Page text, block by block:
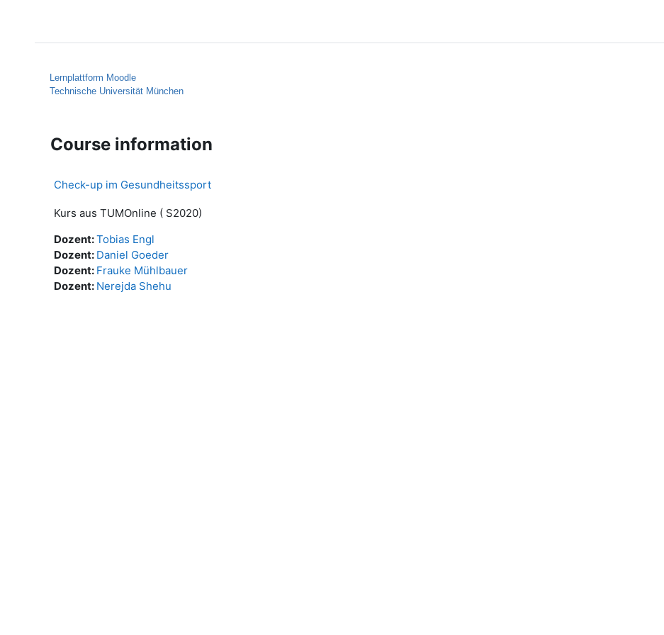
Lernplattform Moodle
Technische Universität München
Course information
Check-up im Gesundheitssport
Kurs aus TUMOnline ( S2020)
Dozent:Tobias Engl
Dozent: Daniel Goeder
Dozent: Frauke Mühlbauer
Dozent: Nerejda Shehu